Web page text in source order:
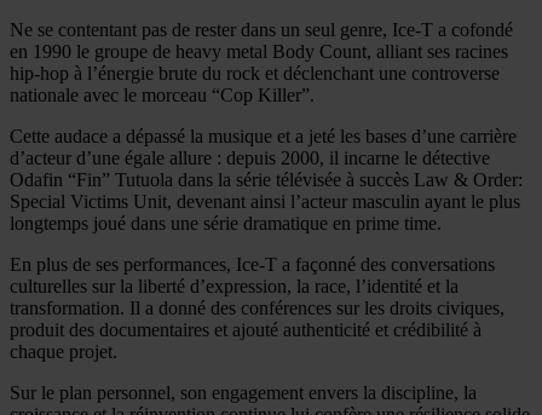
Ne se contentant pas de rester dans un seul genre, Ice-T a cofondé
en 1990 le groupe de heavy metal Body Count, alliant ses racines
hip-hop à l’énergie brute du rock et déclenchant une controverse
nationale avec le morceau “Cop Killer”.
Cette audace a dépassé la musique et a jeté les bases d’une carrière
d’acteur d’une égale allure : depuis 2000, il incarne le détective
Odafin “Fin” Tutuola dans la série télévisée à succès Law & Order:
Special Victims Unit, devenant ainsi l’acteur masculin ayant le plus
longtemps joué dans une série dramatique en prime time.
En plus de ses performances, Ice-T a façonné des conversations
culturelles sur la liberté d’expression, la race, l’identité et la
transformation. Il a donné des conférences sur les droits civiques,
produit des documentaires et ajouté authenticité et crédibilité à
chaque projet.
Sur le plan personnel, son engagement envers la discipline, la